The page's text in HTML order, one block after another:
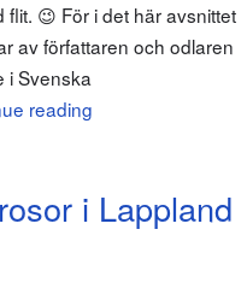
😉 För i det här avsnittet
av författaren och odlaren
i Svenska
reading
i Lappland